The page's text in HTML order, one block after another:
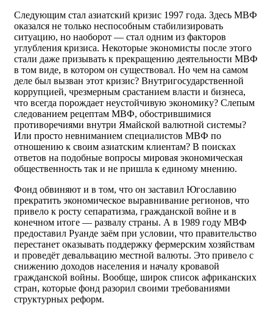
Следующим стал азиатский кризис 1997 года. Здесь МВФ
оказался не только неспособным стабилизировать
ситуацию, но наоборот — стал одним из факторов
углубления кризиса. Некоторые экономисты после этого
стали даже призывать к прекращению деятельности МВФ
в том виде, в котором он существовал. Но чем на самом
деле был вызван этот кризис? Внутригосударственной
коррупцией, чрезмерным срастанием власти и бизнеса,
что всегда порождает неустойчивую экономику? Слепым
следованием рецептам МВФ, обострившимися
противоречиями внутри Ямайской валютной системы?
Или просто невниманием специалистов МВФ по
отношению к своим азиатским клиентам? В поисках
ответов на подобные вопросы мировая экономическая
общественность так и не пришла к единому мнению.
Фонд обвиняют и в том, что он заставил Югославию
прекратить экономическое выравнивание регионов, что
привело к росту сепаратизма, гражданской войне и в
конечном итоге — развалу страны. А в 1989 году МВФ
предоставил Руанде заём при условии, что правительство
перестанет оказывать поддержку фермерским хозяйствам
и проведёт девальвацию местной валюты. Это привело с
снижению доходов населения и началу кровавой
гражданской войны. Вообще, широк список африканских
стран, которые фонд разорил своими требованиями
структурных реформ.